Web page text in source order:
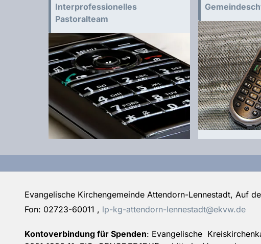
Interprofessionelles
Pastoralteam
Evangelische Kirchengemeinde Attendorn-Lennestadt, Auf
Fon: 02723-60011 , lp-kg-attendorn-lennestadt@ekvw.de
Kontoverbindung für Spenden: Evangelische